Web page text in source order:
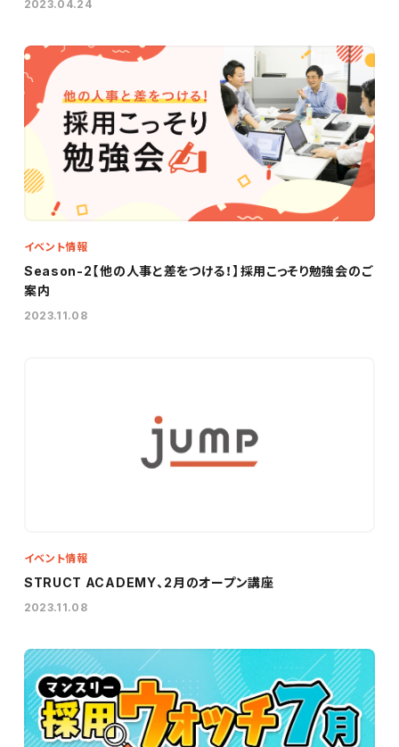
2023.04.24
イベント情報
Season-2【他の人事と差をつける！】採用こっそり勉強会のご
案内
2023.11.08
イベント情報
STRUCT ACADEMY、2月のオープン講座
2023.11.08